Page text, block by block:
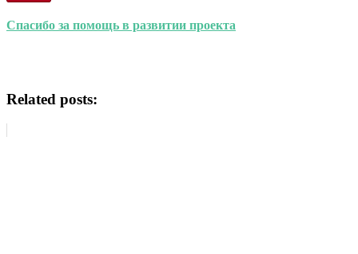
Спасибо за помощь в развитии проекта
Related posts: